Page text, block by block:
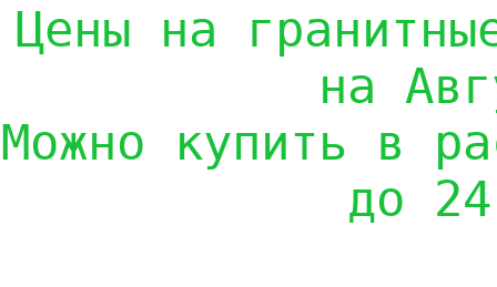
Цены на
на
Можно купить в
до